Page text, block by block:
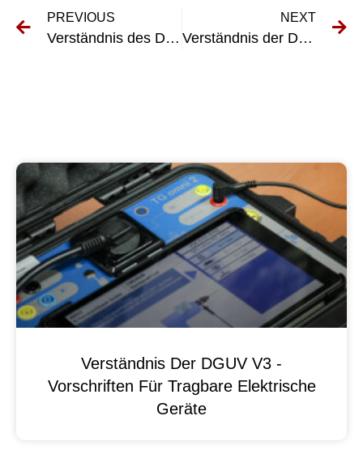
PREVIOUS
Verständnis des DGUV V3 Vorschrift: Ein Leitfaden für die Sicherheit am Arbeitsplatz
NEXT
Verständnis der DGUV V3 -Inspektion für den ersten Betrieb: Was Sie wissen müssen
Verständnis Der DGUV V3 -
Vorschriften Für Tragbare Elektrische
Geräte